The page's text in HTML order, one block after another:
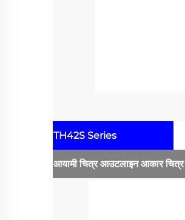
TH42S Series
आयामी चित्रआउटलाइन आकार चित्र